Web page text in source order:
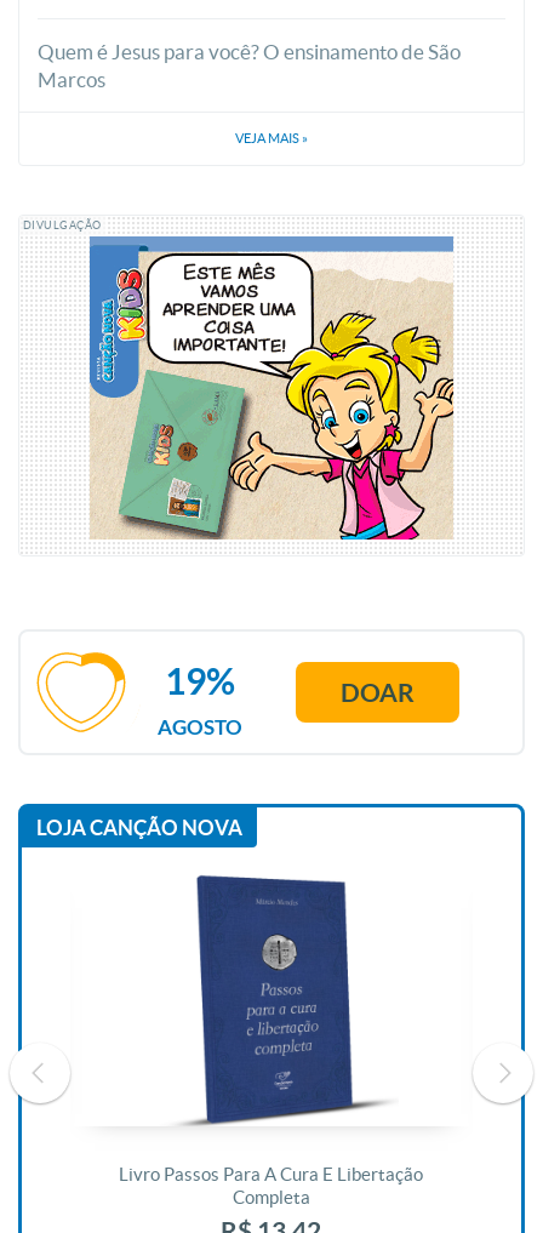
Quem é Jesus para você? O ensinamento de São
Marcos
VEJA MAIS »
DIVULGAÇÃO
AGOSTO
19% DOAR
LOJA CANÇÃO NOVA
Livro Passos Para A Cura E Libertação
Completa